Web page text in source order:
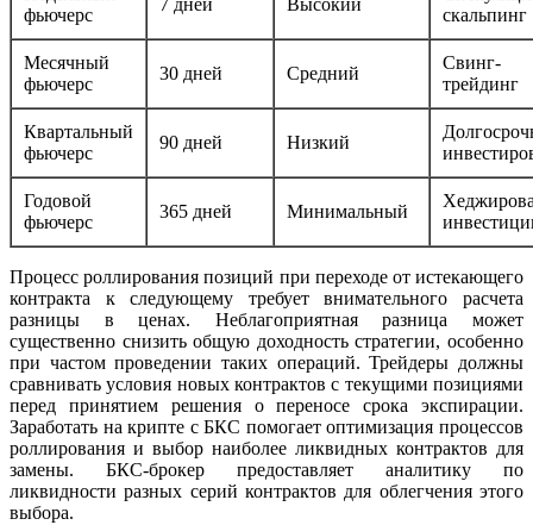
фьючерс
7 дней Высокий
скальпинг
Месячный
фьючерс
30 дней Средний
Свинг-
трейдинг
Квартальный
фьючерс
90 дней Низкий
Годовой
фьючерс
365 дней Минимальный
Процесс роллирования позиций при переходе от истекающего
контракта к следующему требует внимательного расчета
разницы в ценах. Неблагоприятная разница может
существенно снизить общую доходность стратегии, особенно
при частом проведении таких операций. Трейдеры должны
сравнивать условия новых контрактов с текущими позициями
перед принятием решения о переносе срока экспирации.
Заработать на крипте с БКС помогает оптимизация процессов
роллирования и выбор наиболее ликвидных контрактов для
замены. БКС-брокер предоставляет аналитику по
ликвидности разных серий контрактов для облегчения этого
выбора.